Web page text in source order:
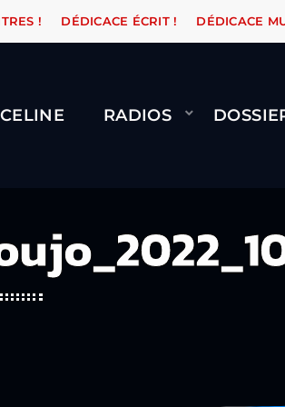
ORANGE ROAD QUI PASSE, ÇA
! DÉDICACE ÉCRIT ! DÉDICACE
RADIOS